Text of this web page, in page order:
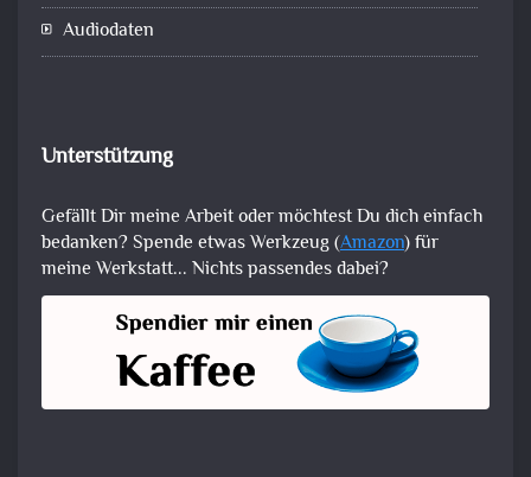
Audiodaten
Unterstützung
Gefällt Dir meine Arbeit oder möchtest Du dich einfach
bedanken? Spende etwas Werkzeug (Amazon) für
meine Werkstatt... Nichts passendes dabei?